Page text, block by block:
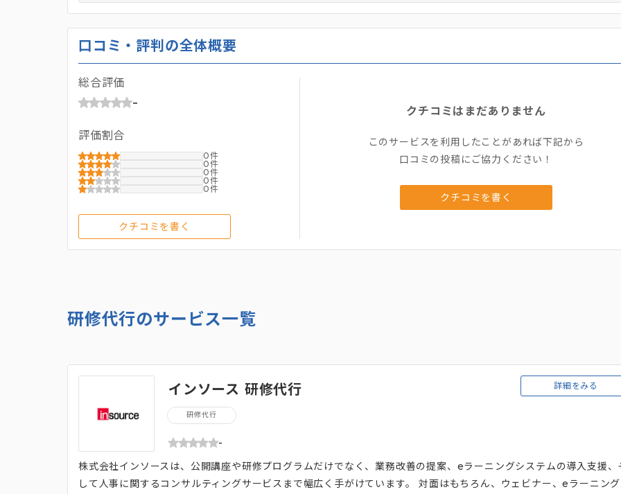
口コミ・評判の全体概要
総合評価
-
評価割合
0
0
0
0
0
クチコミを書く
クチコミはまだありません
このサービスを利用したことがあれば下記から
口コミの投稿にご協力ください！
クチコミを書く
研修代行のサービス一覧
インソース 研修代行
研修代行
-
詳細をみる
株式会社インソースは、公開講座や研修プログラムだけでなく、業務改善の提案、eラーニングシステムの導入支援、
して人事に関するコンサルティングサービスまで幅広く手がけています。 対面はもちろん、ウェビナー、eラーニング